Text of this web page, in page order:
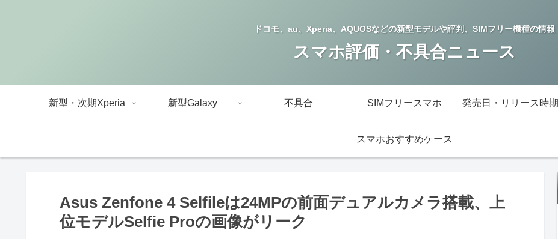
ドコモ、au、Xperia、AQUOSなどの新型モデルや評判、SIMフリー機種の情報
スマホ評価・不具合ニュース
新型・次期Xperia 新型Galaxy 不具合 SIMフリースマホ 発売日・リリース時期
スマホおすすめケース
Asus Zenfone 4 Selfileは24MPの前面デュアルカメラ搭載、上
位モデルSelfie Proの画像がリーク